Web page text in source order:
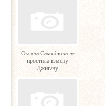
Оксана Самойлова не
простила измену
Джигану